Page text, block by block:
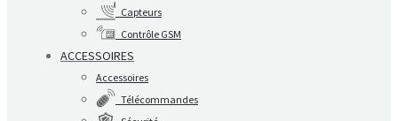
Capteurs
Contrôle GSM
ACCESSOIRES
Accessoires
Télécommandes